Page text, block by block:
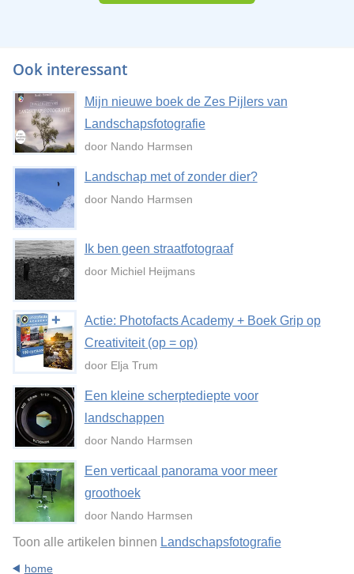
Ook interessant
Mijn nieuwe boek de Zes Pijlers van
Landschapsfotografie
door Nando Harmsen
Landschap met of zonder dier?
door Nando Harmsen
Ik ben geen straatfotograaf
door Michiel Heijmans
Actie: Photofacts Academy + Boek Grip op
Creativiteit (op = op)
door Elja Trum
Een kleine scherptediepte voor
landschappen
door Nando Harmsen
Een verticaal panorama voor meer
groothoek
door Nando Harmsen
Toon alle artikelen binnen Landschapsfotografie
home